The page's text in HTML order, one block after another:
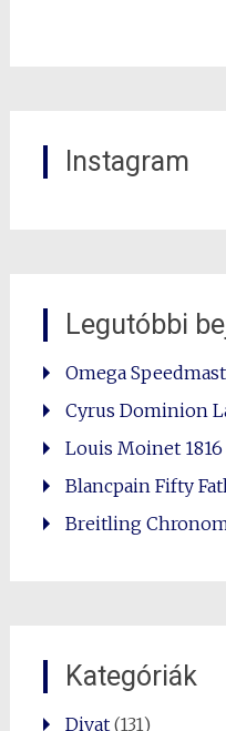
Instagram
Legutóbbi
Omega
Cyrus Dominion
Louis Moinet
Blancpain Fifty
Breitling
Kategóriák
Divat(131)